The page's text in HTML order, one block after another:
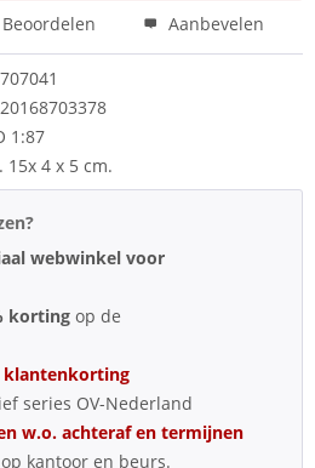
Beoordelen Aanbevelen
1:87
15x 4 x 5 cm.
webwinkel voor
korting op de
klantenkorting
series OV-Nederland
w.o. achteraf en termijnen
kantoor en beurs.